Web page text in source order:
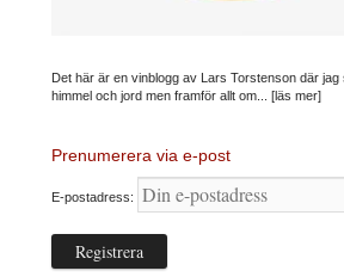
Det här är en vinblogg av Lars Torstenson där jag
himmel och jord men framför allt om... [läs mer]
Prenumerera via e-post
E-postadress: